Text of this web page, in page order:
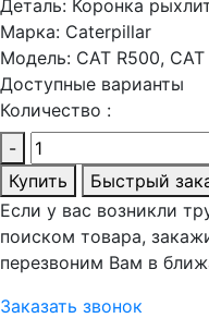
Деталь: Коронка
Марка: Caterpillar
Модель: CAT R500,
Доступные варианты
Количество :
-
Купить
Быстрый
Если у вас возникли
поиском товара,
перезвоним Вам в
Заказать звонок